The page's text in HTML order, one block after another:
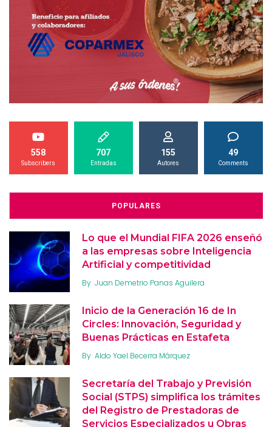
558
Subscribers
707
Entradas
155
Autores
49
Comments
POPULARES
Lo que el Mundial FIFA 2026 enseñó
a las empresas sobre Inteligencia
Artificial y competitividad
By Juan Demetrio Panas Aguilera
Inicio de la Generación 16 de In
Circles: Innovación, Seguridad y
Buenas Prácticas en Estafeta
By Aldo Yael Becerra Márquez
Secretaría del Trabajo y Previsión
Social (STPS) simplifica los trámites
del Registro de Prestadoras de
Servicios Especializados u Obras